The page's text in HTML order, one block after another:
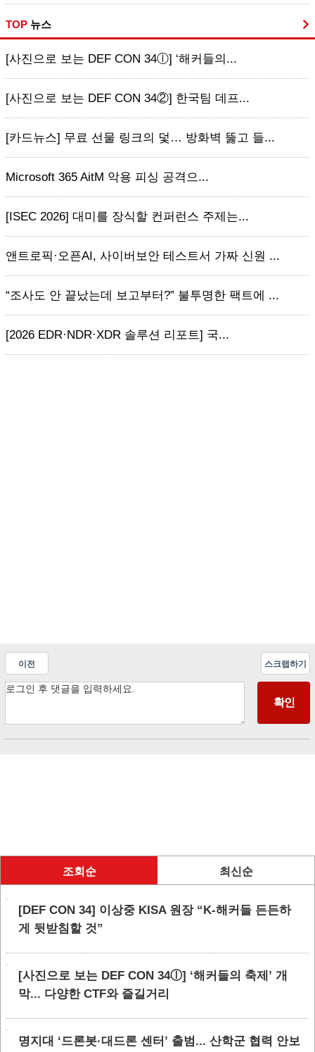
TOP 뉴스
[사진으로 보는 DEF CON 34ⓛ] ‘해커들의...
[사진으로 보는 DEF CON 34②] 한국팀 데프...
[카드뉴스] 무료 선물 링크의 덫… 방화벽 뚫고 들...
Microsoft 365 AitM 악용 피싱 공격으...
[ISEC 2026] 대미를 장식할 컨퍼런스 주제는...
앤트로픽·오픈AI, 사이버보안 테스트서 가짜 신원 ...
“조사도 안 끝났는데 보고부터?” 불투명한 팩트에 ...
[2026 EDR·NDR·XDR 솔루션 리포트] 국...
이전 스크랩하기
조회순 최신순
[DEF CON 34] 이상중 KISA 원장 “K-해커들 든든하
게 뒷받침할 것”
[사진으로 보는 DEF CON 34ⓛ] ‘해커들의 축제’ 개
막... 다양한 CTF와 즐길거리
명지대 ‘드론봇·대드론 센터’ 출범... 산학군 협력 안보